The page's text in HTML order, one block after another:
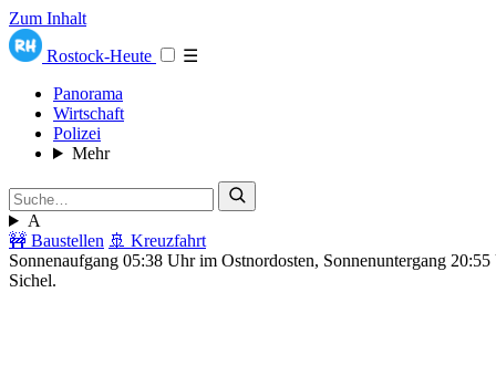
Zum Inhalt
Rostock-Heute
☰
Panorama
Wirtschaft
Polizei
Mehr
A
🚧 Baustellen 🚢 Kreuzfahrt
Sonnenaufgang 05:38 Uhr im Ostnordosten, Sonnenuntergang
Sichel.